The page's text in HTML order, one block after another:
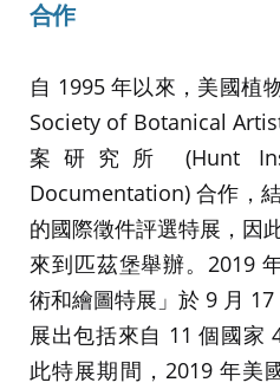
合作
自 1995 年以來，美國植
Society of Botanical
案研究所 (Hunt
Documentation) 合作，
的國際徵件評選特展，因
來到匹茲堡舉辦。2019
術和繪圖特展」於 9 月 17
展出包括來自 11 個國家
此特展期間，2019 年美